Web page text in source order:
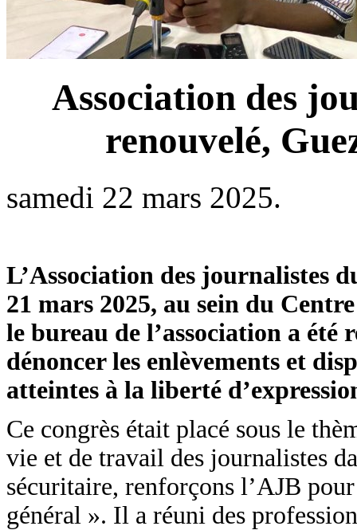
Association des
renouvelé,
samedi 22 mars 2025.
L’Association des journalistes
21 mars 2025, au sein du
le bureau de l’association a été
dénoncer les enlèvements et
atteintes à la liberté
Ce congrès était placé sous le
vie et de travail des journalistes
sécuritaire, renforçons l’AJB
général ». Il a réuni des